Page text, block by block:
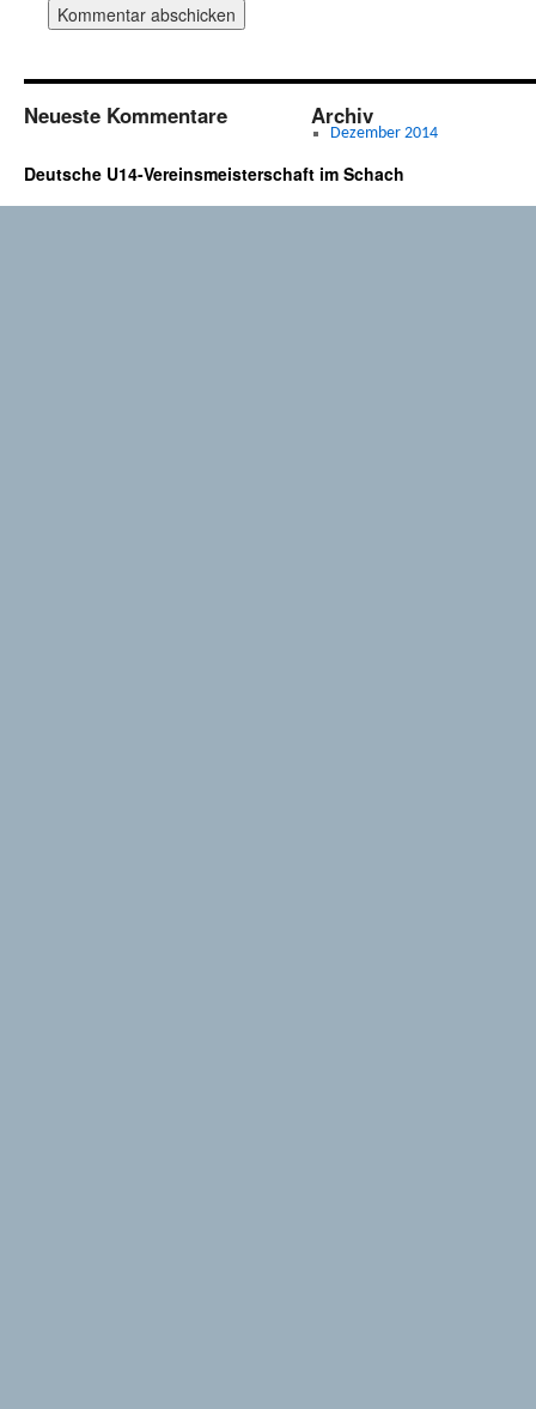
Neueste Kommentare Archiv
Dezember 2014
Deutsche U14-Vereinsmeisterschaft im Schach